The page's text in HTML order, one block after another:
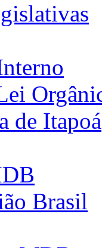
de Itapoá
Brasil